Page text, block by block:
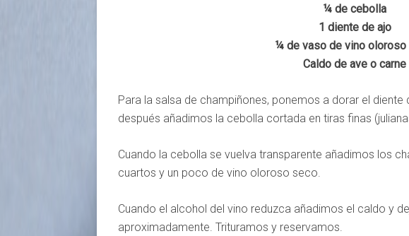
¼ de cebolla
1 diente de ajo
¼ de vaso de vino oloroso
Caldo de ave o carne
Para la salsa de champiñones, ponemos a dorar el diente
después añadimos la cebolla cortada en tiras finas
Cuando la cebolla se vuelva transparente añadimos los
cuartos y un poco de vino oloroso seco.
Cuando el alcohol del vino reduzca añadimos el caldo y
aproximadamente. Trituramos y reservamos.